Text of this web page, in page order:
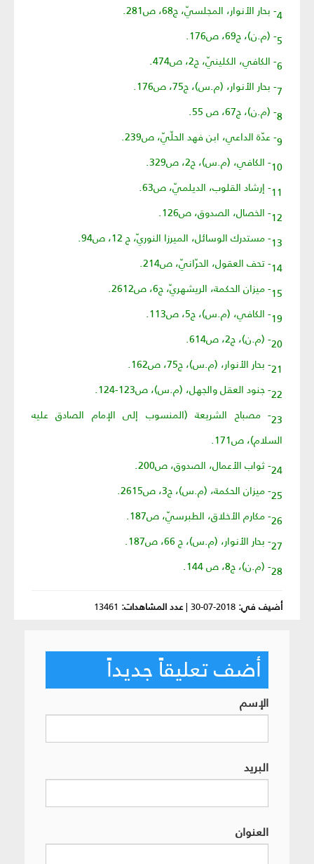
4- بحار الأنوار، المجلسيّ، ج68، ص281.
5- (م.ن)، ج69، ص176.
6- الكافي، الكلينيّ، ج2، ص474.
7- بحار الأنوار، (م.س)، ج75، ص176.
8- (م.ن)، ج67، ص 55.
9- عدّة الداعي، ابن فهد الحلّيّ، ص239.
10- الكافي، (م.س)، ج2، ص329.
11- إرشاد القلوب، الديلميّ، ص63.
12- الخصال، الصدوق، ص126.
13- مستدرك الوسائل، الميرزا النوريّ، ج 12، ص94.
14- تحف العقول، الحرّانيّ، ص214.
15- ميزان الحكمة، الريشهريّ، ج6، ص2612.
19- الكافي، (م.س)، ج5، ص113.
20- (م.ن)، ج2، ص614.
21- بحار الأنوار، (م.س)، ج75، ص162.
22- جنود العقل والجهل، (م.س)، ص123-124.
23- مصباح الشريعة (المنسوب إلى الإمام الصادق عليه
السلام)، ص171.
24- ثواب الأعمال، الصدوق، ص200.
25- ميزان الحكمة، (م.س)، ج3، ص2615.
26- مكارم الأخلاق، الطبرسيّ، ص187.
27- بحار الأنوار، (م.س)، ج 66، ص187.
28- (م.ن)، ج8، ص 144.
أضيف في: 2018-07-30
|عدد المشاهدات: 13461
أضف تعليقاً جديداً
الإسم
البريد
العنوان